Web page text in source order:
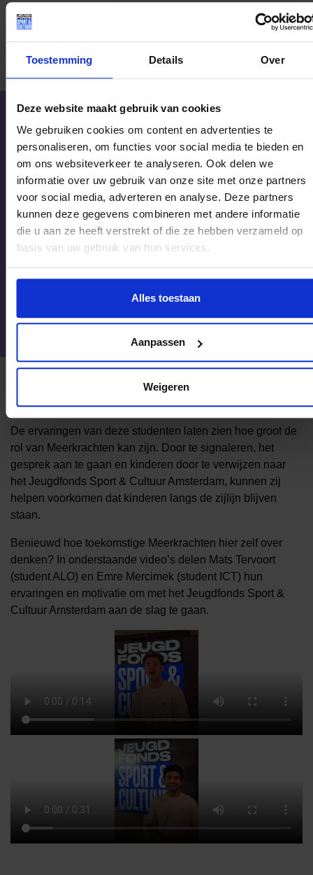
Toestemming Details Over
Deze website maakt gebruik van cookies
We gebruiken cookies om content en advertenties te
personaliseren, om functies voor social media te bieden en
om ons websiteverkeer te analyseren. Ook delen we
informatie over uw gebruik van onze site met onze partners
voor social media, adverteren en analyse. Deze partners
kunnen deze gegevens combineren met andere informatie
die u aan ze heeft verstrekt of die ze hebben verzameld op
basis van uw gebruik van hun services.
Alles toestaan
Aanpassen
Weigeren
Meer weten of zelf aan de slag als Meerkracht? Bekijk de
Probeer kinderen
niet alleen aan te
melden bij het
Jeugdfonds, maar
help ze ook bij de
stappen hiernaartoe.
Denk mee over welke
sport bij hen past en
hoe ze gemotiveerd
blijven.
De ervaringen van deze studenten laten zien hoe groot de
rol van Meerkrachten kan zijn. Door te signaleren, het
gesprek aan te gaan en kinderen door te verwijzen naar
het Jeugdfonds Sport & Cultuur Amsterdam, kunnen zij
helpen voorkomen dat kinderen langs de zijlijn blijven
staan.
Benieuwd hoe toekomstige Meerkrachten hier zelf over
denken? In onderstaande video’s delen Mats Tervoort
(student ALO) en Emre Mercimek (student ICT) hun
ervaringen en motivatie om met het Jeugdfonds Sport &
Cultuur Amsterdam aan de slag te gaan.